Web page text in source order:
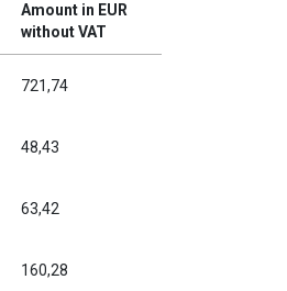
Amount in EUR
without VAT
721,74
48,43
63,42
160,28